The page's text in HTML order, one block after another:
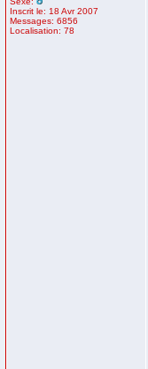
Inscrit le: 18 Avr 2007
Messages: 6856
Localisation: 78